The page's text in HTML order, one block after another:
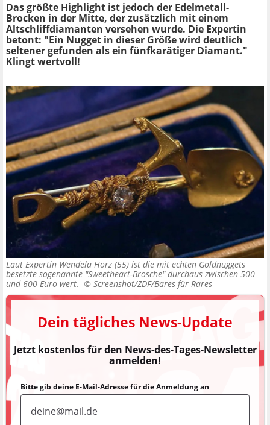
Das größte Highlight ist jedoch der Edelmetall-
Brocken in der Mitte, der zusätzlich mit einem
Altschliffdiamanten versehen wurde. Die Expertin
betont: "Ein Nugget in dieser Größe wird deutlich
seltener gefunden als ein fünfkarätiger Diamant."
Klingt wertvoll!
Laut Expertin Wendela Horz (55) ist die mit echten Goldnuggets
besetzte sogenannte "Sweetheart-Brosche" durchaus zwischen 500
und 600 Euro wert. © Screenshot/ZDF/Bares für Rares
Dein tägliches News-Update
Jetzt kostenlos für den News-des-Tages-Newsletter
anmelden!
Bitte gib deine E-Mail-Adresse für die Anmeldung an